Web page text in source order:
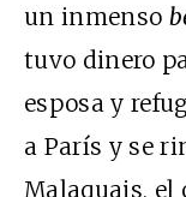
un inmenso
tuvo dinero
esposa y
a París y se
Malaquais, el